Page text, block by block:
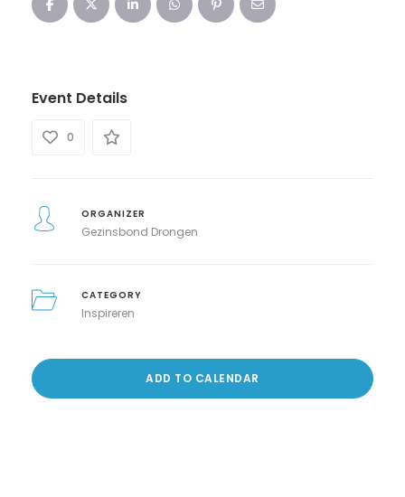
Event Details
0
ORGANIZER
Gezinsbond Drongen
CATEGORY
Inspireren
ADD TO CALENDAR